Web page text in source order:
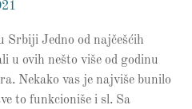
Srbiji Jedno od najčešćih
u ovih nešto više od godinu
Nekako vas je najviše bunilo
to funkcioniše i sl. Sa